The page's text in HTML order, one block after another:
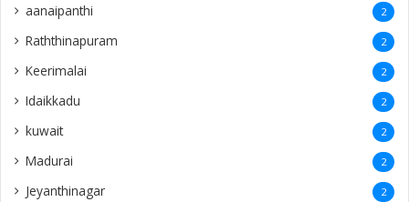
aanaipanthi 2
Raththinapuram 2
Keerimalai 2
Idaikkadu 2
kuwait 2
Madurai 2
Jeyanthinagar 2